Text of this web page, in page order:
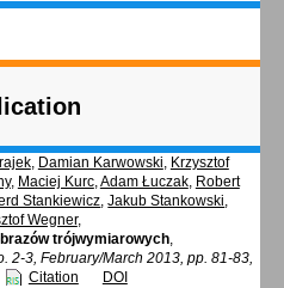
, Damian Karwowski, Krzysztof
, Maciej Kurc,Adam Łuczak, Robert
Stankiewicz,Jakub Stankowski,
Wegner,
trójwymiarowych,
2-3, February/March 2013, pp. 81-83,
Citation DOI